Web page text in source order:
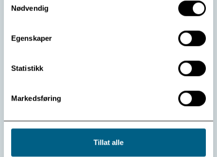
Nødvendig
Egenskaper
Statistikk
Markedsføring
Tillat alle
Vis flere Se arkiv
Telefon32 74 97 00
3371 Vikersund